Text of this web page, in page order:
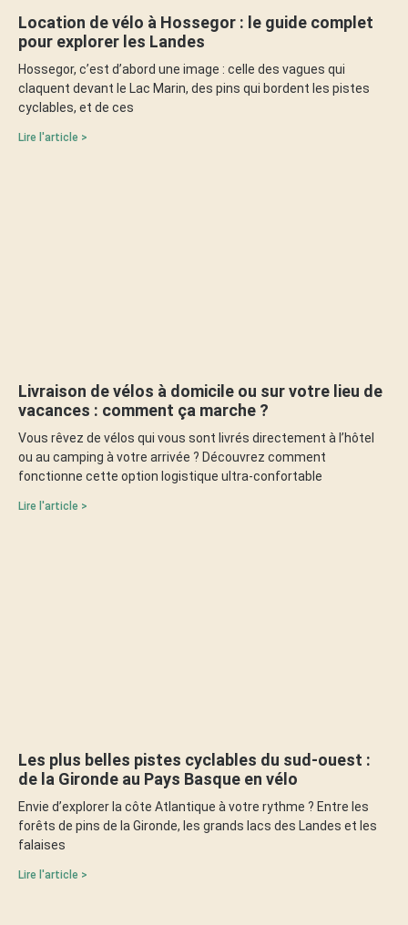
Location de vélo à Hossegor : le guide complet
pour explorer les Landes
Hossegor, c’est d’abord une image : celle des vagues qui
claquent devant le Lac Marin, des pins qui bordent les pistes
cyclables, et de ces
Lire l'article >
Livraison de vélos à domicile ou sur votre lieu de
vacances : comment ça marche ?
Vous rêvez de vélos qui vous sont livrés directement à l’hôtel
ou au camping à votre arrivée ? Découvrez comment
fonctionne cette option logistique ultra-confortable
Lire l'article >
Les plus belles pistes cyclables du sud-ouest :
de la Gironde au Pays Basque en vélo
Envie d’explorer la côte Atlantique à votre rythme ? Entre les
forêts de pins de la Gironde, les grands lacs des Landes et les
falaises
Lire l'article >